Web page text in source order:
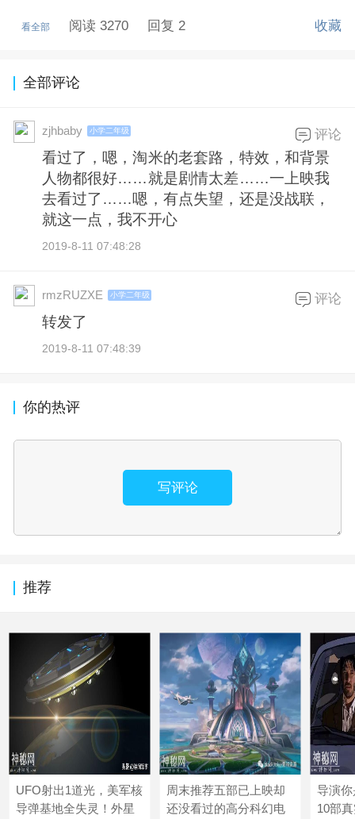
看全部 阅读 3270 回复 2 收藏
全部评论
zjhbaby 小学二年级
看过了，嗯，淘米的老套路，特效，和背景
人物都很好……就是剧情太差……一上映我
去看过了……嗯，有点失望，还是没战联，
就这一点，我不开心
2019-8-11 07:48:28
评论
rmzRUZXE 小学二年级
转发了
2019-8-11 07:48:39
评论
你的热评
写评论
推荐
UFO射出1道光，美军核
导弹基地全失灵！外星
周末推荐五部已上映却
还没看过的高分科幻电
导演
10部